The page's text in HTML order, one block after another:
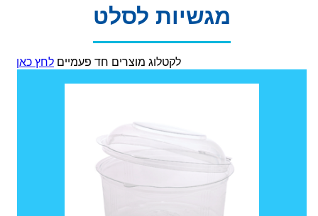
מגשיות לסלט
לקטלוג מוצרים חד פעמיים לחץ כאן